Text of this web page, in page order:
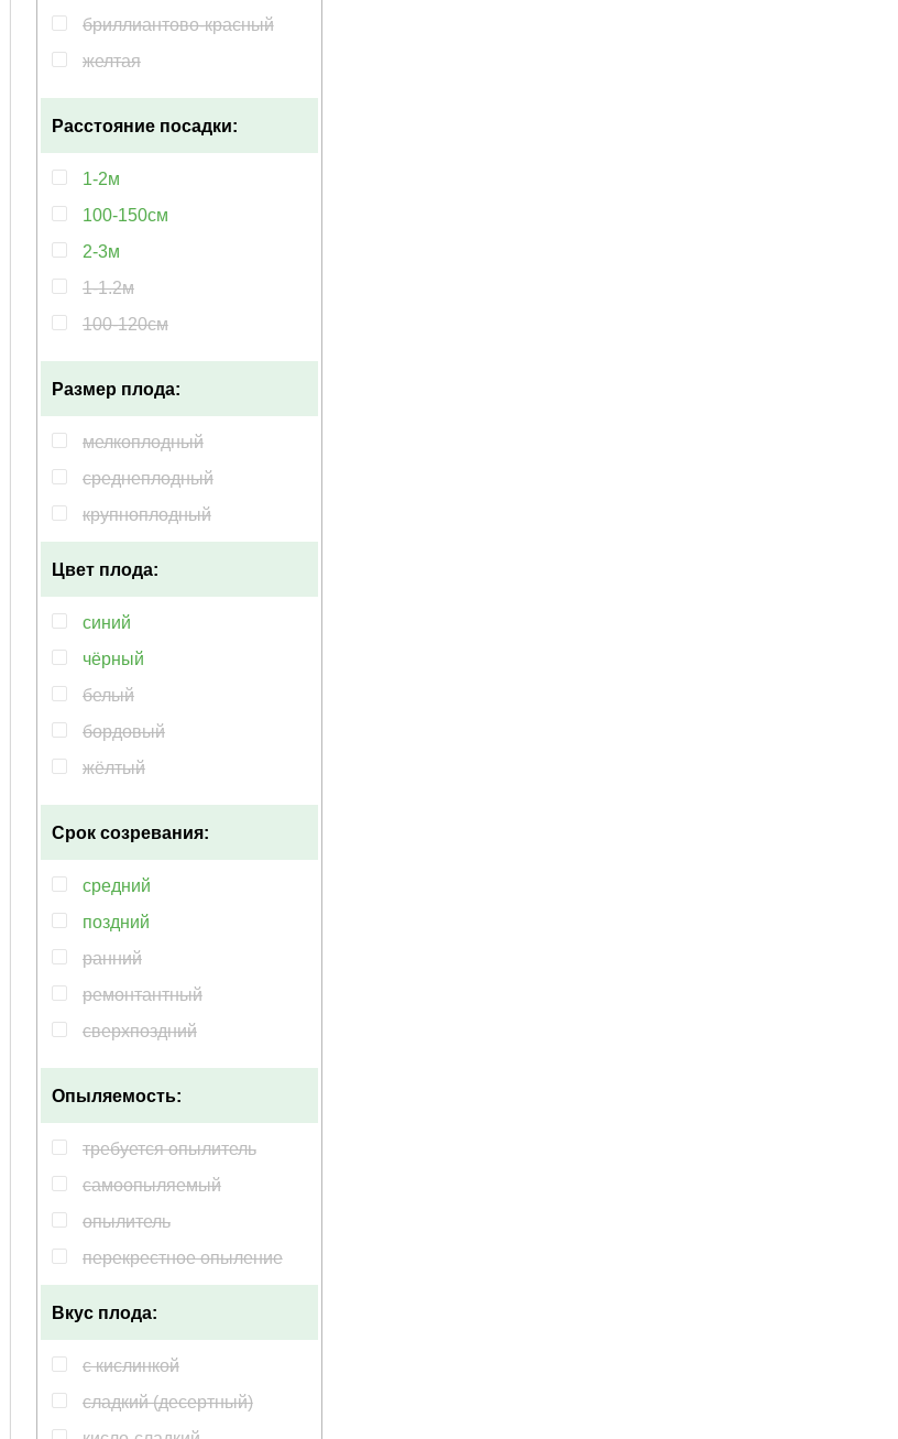
бриллиантово-красный
желтая
зеленовато-белый
белая
бордовый
зеленая
кремовый
мультиколор
темно-синий
черная
Расстояние посадки:
1-2м
100-150см
2-3м
1-1.2м
100-120см
15-20см
30-50см
80-100см
4-5м
5-6м
150-200см
3-5м
1-3м
10-15м
50 см
Размер плода:
мелкоплодный
среднеплодный
крупноплодный
Цвет плода:
синий
чёрный
белый
бордовый
жёлтый
зелёный
коричневый
красный
мультиколор
оранжевый
фиолетовый
Срок созревания:
средний
поздний
ранний
ремонтантный
сверхпоздний
сверхранний
среднепоздний
среднеранний
Опыляемость:
требуется опылитель
самоопыляемый
опылитель
перекрестное опыление
Вкус плода:
с кислинкой
сладкий (десертный)